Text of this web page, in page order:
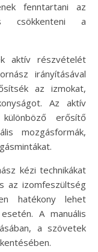
fenntartani az
csökkenteni a
aktív részvételét
irányításával
az izmokat,
Az aktív
erősítő
mozgásformák,
kézi technikákat
az izomfeszültség
hatékony lehet
A manuális
a szövetek